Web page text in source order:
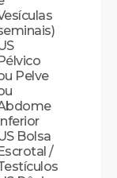
Pelve
Bolsa
/